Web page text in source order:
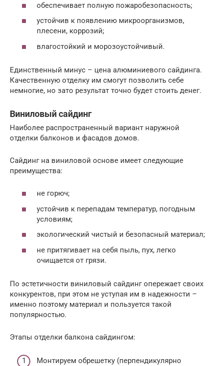
обеспечивает полную пожаробезопасность;
устойчив к появлению микроорганизмов,
плесени, коррозий;
влагостойкий и морозоустойчивый.
Единственный минус – цена алюминиевого сайдинга.
Качественную отделку им смогут позволить себе
немногие, но зато результат точно будет стоить денег.
Виниловый сайдинг
Наиболее распространенный вариант наружной
отделки балконов и фасадов домов.
Сайдинг на виниловой основе имеет следующие
преимущества:
не горюч;
устойчив к перепадам температур, погодным
условиям;
экологический чистый и безопасный материал;
не притягивает на себя пыль, пух, легко
очищается от грязи.
По эстетичности виниловый сайдинг опережает своих
конкурентов, при этом не уступая им в надежности –
именно поэтому материал и пользуется такой
популярностью.
Этапы отделки балкона сайдингом:
Монтируем обрешетку (перпендикулярно